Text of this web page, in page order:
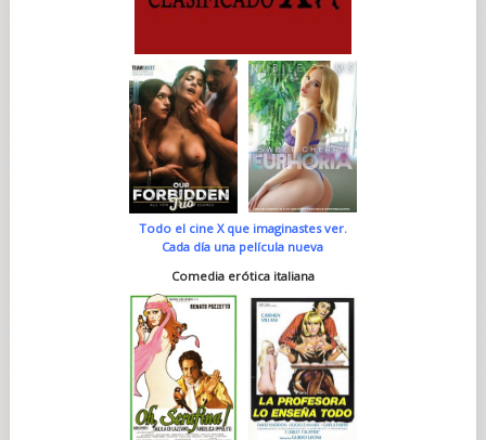
Todo el cine X que imaginastes ver.
Cada día una película nueva
Comedia erótica italiana